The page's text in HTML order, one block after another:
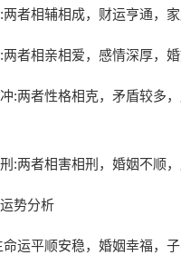
者相辅相成，财运亨通，家
者相亲相爱，感情深厚，婚
:两者性格相克，矛盾较多
:两者相害相刑，婚姻不顺，
势分析
运平顺安稳，婚姻幸福，子